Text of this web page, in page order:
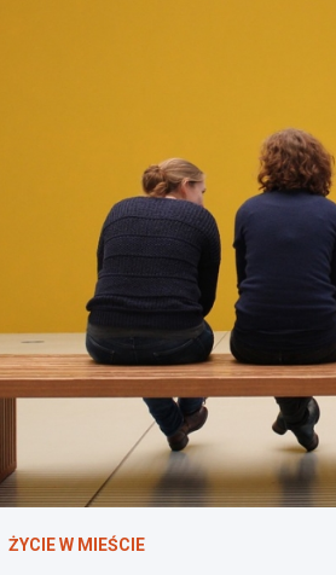
ŻYCIE W MIEŚCIE